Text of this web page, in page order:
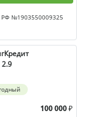
№1903550009325
2.9
100 000 ₽